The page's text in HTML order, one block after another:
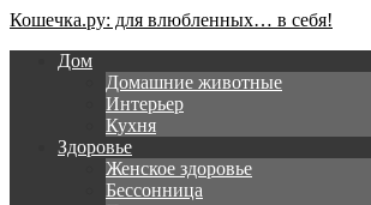
Кошечка.ру: для влюбленных… в себя!
Дом
Домашние животные
Интерьер
Кухня
Здоровье
Женское здоровье
Бессонница